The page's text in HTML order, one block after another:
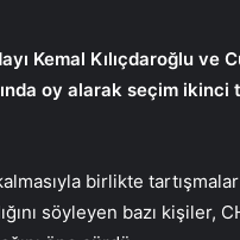
Kemal Kılıçdaroğlu ve
oy alarak seçim ikinci
birlikte
söyleyen bazı kişiler,